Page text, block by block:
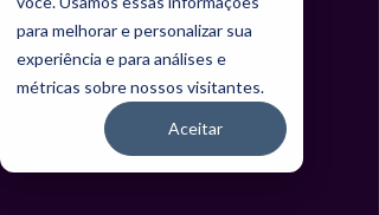
para melhorar e personalizar sua
experiência e para análises e
métricas sobre nossos visitantes.
Aceitar